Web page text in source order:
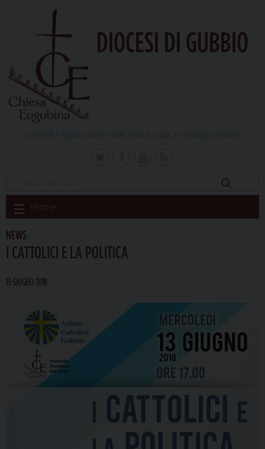
DIOCESI DI GUBBIO
Skip
to
content
Home
NEWS
I CATTOLICI E LA POLITICA
13 GIUGNO 2018